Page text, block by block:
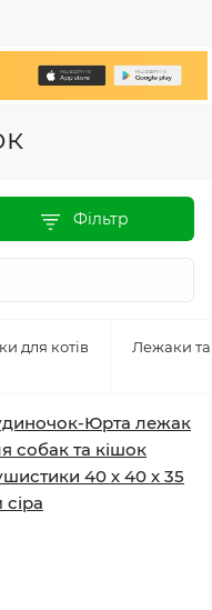
Фільтр
для котів Лежаки та
Юрта лежак
собак та кішок
40 х 40 х 35
сіра